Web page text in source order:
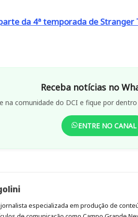
da 4ª temporada de Stranger
Receba notícias no
na comunidade do DCI e fique por
ENTRE NO CANAL
especializada em produção de